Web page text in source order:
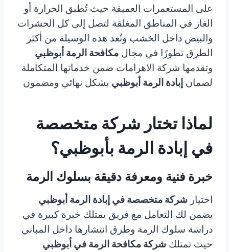
على المستعمرات العميقة حيث تُطبق الحرارة أو
الغاز في المناطق المغلقة لتصل إلى كل الحشرات
والبيض داخل الخشب وتُعد هذه الوسيلة من أكثر
الطرق تطورًا في مجال مكافحة الرمة أبوظبي
وتقدمها شركة الاهرامات ضمن خدماتها المتكاملة
لضمان إبادة الرمة أبوظبي بشكل نهائي ومضمون
لماذا تختار شركة متخصصة
في إبادة الرمة بأبوظبي؟
خبرة فنية ومعرفة دقيقة بسلوك الرمة
اختيار شركة متخصصة في إبادة الرمة أبوظبي
يضمن لك التعامل مع فريق يمتلك خبرة كبيرة في
دراسة سلوك الرمة وطرق انتشارها داخل المباني
حيث تمتلك شركة مكافحة الرمة في أبوظبي